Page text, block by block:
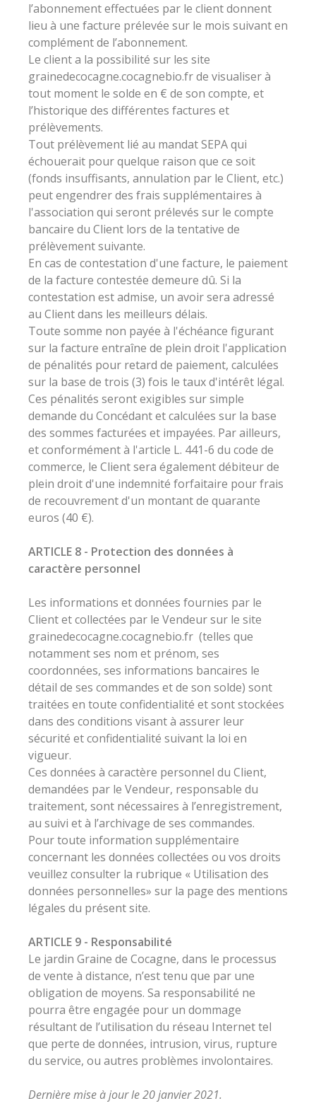
l’abonnement effectuées par le client donnent
lieu à une facture prélevée sur le mois suivant en
complément de l’abonnement.
Le client a la possibilité sur les site
grainedecocagne.cocagnebio.fr de visualiser à
tout moment le solde en € de son compte, et
l’historique des différentes factures et
prélèvements.
Tout prélèvement lié au mandat SEPA qui
échouerait pour quelque raison que ce soit
(fonds insuffisants, annulation par le Client, etc.)
peut engendrer des frais supplémentaires à
l'association qui seront prélevés sur le compte
bancaire du Client lors de la tentative de
prélèvement suivante.
En cas de contestation d'une facture, le paiement
de la facture contestée demeure dû. Si la
contestation est admise, un avoir sera adressé
au Client dans les meilleurs délais.
Toute somme non payée à l'échéance figurant
sur la facture entraîne de plein droit l'application
de pénalités pour retard de paiement, calculées
sur la base de trois (3) fois le taux d'intérêt légal.
Ces pénalités seront exigibles sur simple
demande du Concédant et calculées sur la base
des sommes facturées et impayées. Par ailleurs,
et conformément à l'article L. 441-6 du code de
commerce, le Client sera également débiteur de
plein droit d'une indemnité forfaitaire pour frais
de recouvrement d'un montant de quarante
euros (40 €).
ARTICLE 8 - Protection des données à
caractère personnel
Les informations et données fournies par le
Client et collectées par le Vendeur sur le site
grainedecocagne.cocagnebio.fr (telles que
notamment ses nom et prénom, ses
coordonnées, ses informations bancaires le
détail de ses commandes et de son solde) sont
traitées en toute confidentialité et sont stockées
dans des conditions visant à assurer leur
sécurité et confidentialité suivant la loi en
vigueur.
Ces données à caractère personnel du Client,
demandées par le Vendeur, responsable du
traitement, sont nécessaires à l’enregistrement,
au suivi et à l’archivage de ses commandes.
Pour toute information supplémentaire
concernant les données collectées ou vos droits
veuillez consulter la rubrique « Utilisation des
données personnelles» sur la page des mentions
légales du présent site.
ARTICLE 9 - Responsabilité
Le jardin Graine de Cocagne, dans le processus
de vente à distance, n’est tenu que par une
obligation de moyens. Sa responsabilité ne
pourra être engagée pour un dommage
résultant de l’utilisation du réseau Internet tel
que perte de données, intrusion, virus, rupture
du service, ou autres problèmes involontaires.
Dernière mise à jour le 20 janvier 2021.